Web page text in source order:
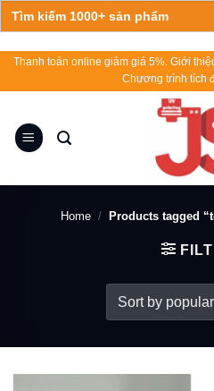
Search
for:
Skip
Thanh toán online giảm giá 5%. Giới
Chương trình tích
Home / Products tagged